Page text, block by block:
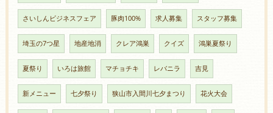
さいしんビジネスフェア 豚肉100% 求人募集 スタッフ募集
埼玉の7つ星 地産地消 クレア鴻巣 クイズ 鴻巣夏祭り
夏祭り いろは旅館 マチョチキ レバニラ 吉見
新メニュー 七夕祭り 狭山市入間川七夕まつり 花火大会